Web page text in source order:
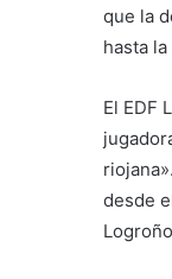
que la
hasta
El EDF
desde